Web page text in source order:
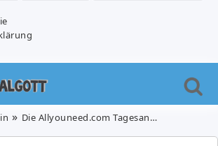
Die Allyouneed.com Tagesangebote, z.B. [B-Ware] Apple iPhone 6 (64GB) für 379,95€